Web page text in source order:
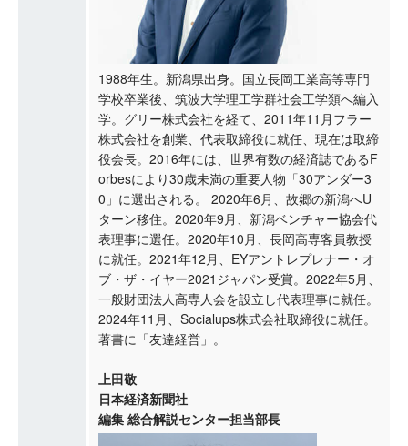
1988年生。新潟県出身。国立長岡工業高等専門
学校卒業後、筑波大学理工学群社会工学類へ編入
学。グリー株式会社を経て、2011年11月フラー
株式会社を創業、代表取締役に就任、現在は取締
役会長。2016年には、世界有数の経済誌であるF
orbesにより30歳未満の重要人物「30アンダー3
0」に選出される。 2020年6月、故郷の新潟へU
ターン移住。2020年9月、新潟ベンチャー協会代
表理事に選任。2020年10月、長岡高専客員教授
に就任。2021年12月、EYアントレプレナー・オ
ブ・ザ・イヤー2021ジャパン受賞。2022年5月、
一般財団法人高専人会を設立し代表理事に就任。
2024年11月、Socialups株式会社取締役に就任。
著書に「友達経営」。
上田敬
日本経済新聞社
編集 総合解説センター担当部長